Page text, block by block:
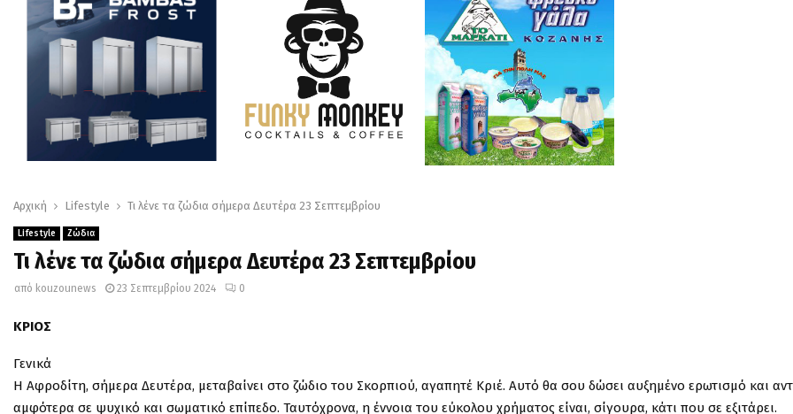
Αρχική Lifestyle Τι λένε τα ζώδια σήμερα Δευτέρα 23 Σεπτεμβρίου
Lifestyle Ζώδια
Τι λένε τα ζώδια σήμερα Δευτέρα 23 Σεπτεμβρίου
από kouzounews 23 Σεπτεμβρίου 2024 0
ΚΡΙΟΣ
Γενικά
Η Αφροδίτη, σήμερα Δευτέρα, μεταβαίνει στο ζώδιο του Σκορπιού, αγαπητέ Κριέ. Αυτό θα σου δώσει αυξημένο ερωτισμό και
αμφότερα σε ψυχικό και σωματικό επίπεδο. Ταυτόχρονα, η έννοια του εύκολου χρήματος είναι, σίγουρα, κάτι που σε εξιτάρει.